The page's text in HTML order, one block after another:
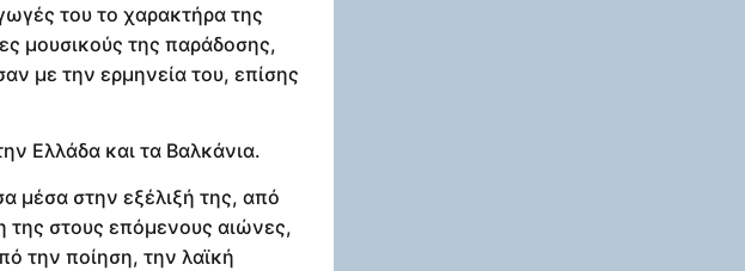
του το χαρακτήρα της
μουσικούς της παράδοσης,
με την ερμηνεία του, επίσης
Ελλάδα και τα Βαλκάνια.
μέσα στην εξέλιξή της, από
στους επόμενους αιώνες,
την ποίηση, την λαϊκή